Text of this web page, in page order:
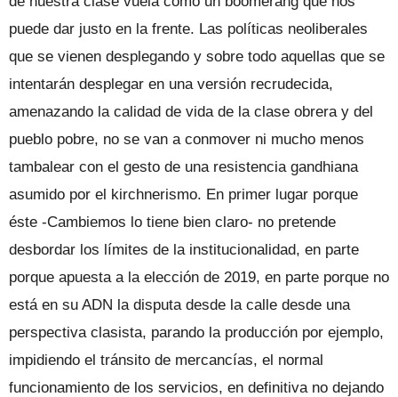
puede dar justo en la frente. Las políticas neoliberales
que se vienen desplegando y sobre todo aquellas que se
intentarán desplegar en una versión recrudecida,
amenazando la calidad de vida de la clase obrera y del
pueblo pobre, no se van a conmover ni mucho menos
tambalear con el gesto de una resistencia gandhiana
asumido por el kirchnerismo. En primer lugar porque
éste -Cambiemos lo tiene bien claro- no pretende
desbordar los límites de la institucionalidad, en parte
porque apuesta a la elección de 2019, en parte porque no
está en su ADN la disputa desde la calle desde una
perspectiva clasista, parando la producción por ejemplo,
impidiendo el tránsito de mercancías, el normal
funcionamiento de los servicios, en definitiva no dejando